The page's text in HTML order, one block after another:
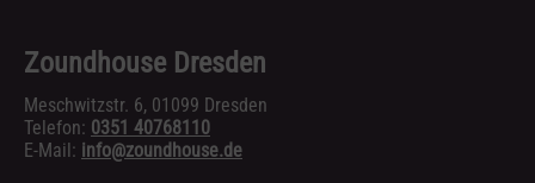
Zoundhouse Dresden
Meschwitzstr. 6, 01099 Dresden
Telefon: 0351 40768110
E-Mail: info@zoundhouse.de